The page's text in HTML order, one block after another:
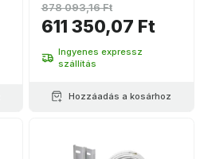
611 350,07 Ft
878 093,16 Ft
Ingyenes expressz
szállítás
Hozzáadás a kosárhoz